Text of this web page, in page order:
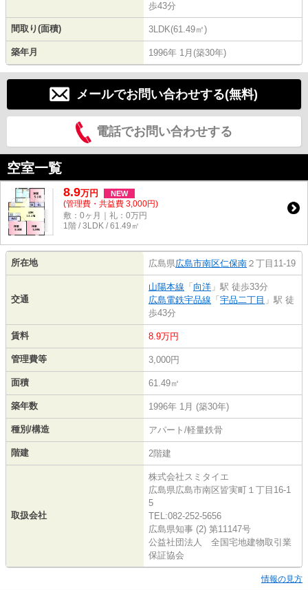
歩43分
間取り(面積) 3LDK(61.49㎡)
築年月 1996年 1月(築30年)
メールでお問い合わせする(無料)
電話でお問い合わせする
空室一覧
8.9万円 NEW
(管理費・共益費 3,000円)
敷：0ヶ月｜礼：0万円
1階 / 3LDK / 61.49㎡
所在地 広島県広島市南区仁保南 ２丁目11-19
交通
山陽本線 「 向洋 」駅 徒歩33分
広島電鉄宇品線 「 宇品二丁目 」駅 徒
歩43分
賃料 8.9万円
管理費等 3,000円
面積 61.49㎡
築年数 1996年 1月 (築30年)
種別/構造 アパート/軽量鉄骨
階建 2階建
取扱会社
株式会社スミタイエ
広島県広島市南区皆実町１丁目16-1
5
TEL:082-252-5656
広島県知事 (2) 第11147号
公益社団法人 全国宅地建物取引業
保証協会
情報の見方